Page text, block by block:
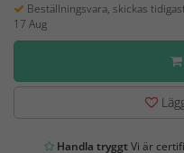
Beställningsvara, skickas
17 Aug
Handla tryggtVi är